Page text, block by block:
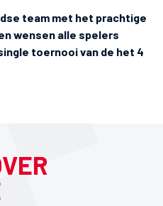
team met het prachtige
wensen alle spelers
toernooi van de het 4